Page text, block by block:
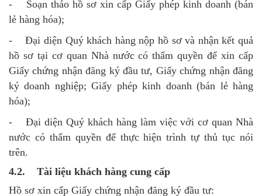
- Soạn thảo hồ sơ xin cấp Giấy phép kinh doanh (bán
lẻ hàng hóa);
- Đại diện Quý khách hàng nộp hồ sơ và nhận kết quả
hồ sơ tại cơ quan Nhà nước có thẩm quyền để xin cấp
Giấy chứng nhận đăng ký đầu tư, Giấy chứng nhận đăng
ký doanh nghiệp; Giấy phép kinh doanh (bán lẻ hàng
hóa);
- Đại diện Quý khách hàng làm việc với cơ quan Nhà
nước có thẩm quyền để thực hiện trình tự thủ tục nói
trên.
4.2. Tài liệu khách hàng cung cấp
Hồ sơ xin cấp Giấy chứng nhận đăng ký đầu tư: